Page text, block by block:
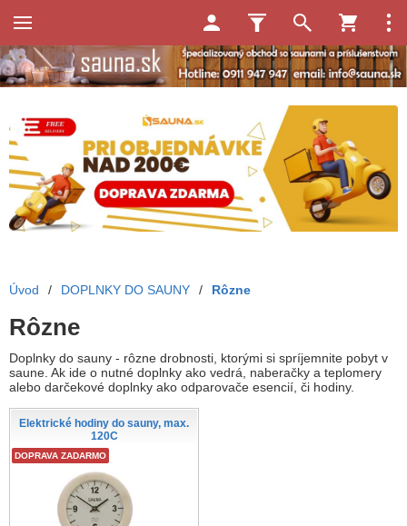
Úvod / DOPLNKY DO SAUNY / Rôzne
Rôzne
Doplnky do sauny - rôzne drobnosti, ktorými si spríjemnite pobyt v
saune. Ak ide o nutné doplnky ako vedrá, naberačky a teplomery
alebo darčekové doplnky ako odparovače esencií, či hodiny.
Elektrické hodiny do sauny, max.
120C
DOPRAVA ZADARMO